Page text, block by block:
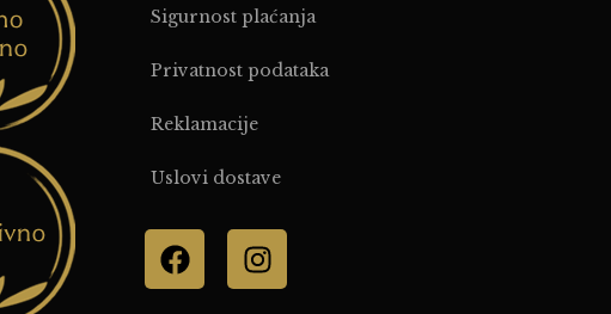
Sigurnost plaćanja
Privatnost podataka
Reklamacije
Uslovi dostave